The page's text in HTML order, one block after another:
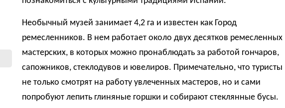
Необычный музей занимает 4,2 га и известен как Город
ремесленников. В нем работает около двух десятков ремесленных
мастерских, в которых можно пронаблюдать за работой гончаров,
сапожников, стеклодувов и ювелиров. Примечательно, что туристы
не только смотрят на работу увлеченных мастеров, но и сами
попробуют лепить глиняные горшки и собирают стеклянные бусы.